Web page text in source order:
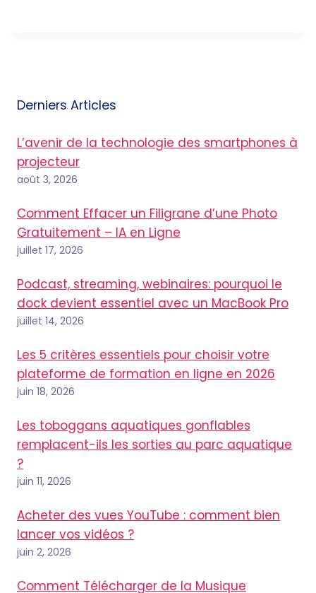
Derniers Articles
L’avenir de la technologie des smartphones à
projecteur
août 3, 2026
Comment Effacer un Filigrane d’une Photo
Gratuitement – IA en Ligne
juillet 17, 2026
Podcast, streaming, webinaires: pourquoi le
dock devient essentiel avec un MacBook Pro
juillet 14, 2026
Les 5 critères essentiels pour choisir votre
plateforme de formation en ligne en 2026
juin 18, 2026
Les toboggans aquatiques gonflables
remplacent-ils les sorties au parc aquatique
?
juin 11, 2026
Acheter des vues YouTube : comment bien
lancer vos vidéos ?
juin 2, 2026
Comment Télécharger de la Musique